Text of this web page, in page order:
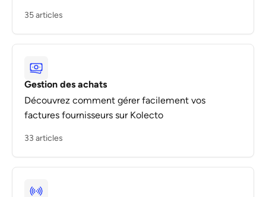
35 articles
Gestion des achats
Découvrez comment gérer facilement vos
factures fournisseurs sur Kolecto
33 articles